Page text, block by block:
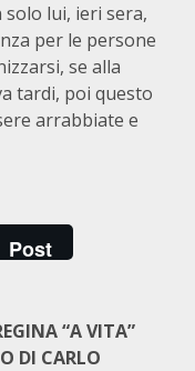
solo lui, ieri sera,
per le persone
se alla
tardi, poi questo
arrabbiate e
Post
“A VITA”
DI CARLO